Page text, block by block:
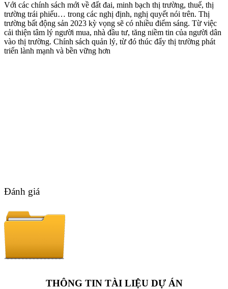
Với các chính sách mới về đất đai, minh bạch thị trường, thuế, thị
trường trái phiếu… trong các nghị định, nghị quyết nói trên. Thị
trường bất động sản 2023 kỳ vọng sẽ có nhiều điểm sáng. Từ việc
cải thiện tâm lý người mua, nhà đầu tư, tăng niềm tin của người dân
vào thị trường. Chính sách quản lý, từ đó thúc đẩy thị trường phát
triển lành mạnh và bền vững hơn
Đánh giá
THÔNG TIN TÀI LIỆU DỰ ÁN